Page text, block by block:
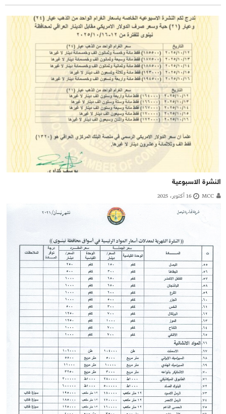
النشرة الاسبوعية
MCC 16 أكتوبر، 2025